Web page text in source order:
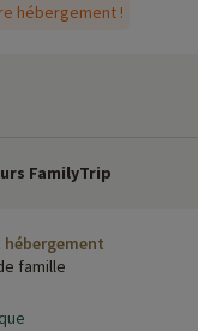
hébergement !
FamilyTrip
famille